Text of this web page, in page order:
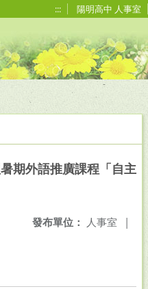
::: 陽明高中 人事室
期外語推廣課程「自主
發布單位： 人事室 |